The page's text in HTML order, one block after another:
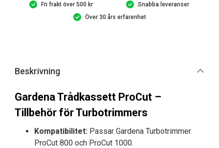
Fri frakt över 500 kr
Snabba leveranser
Över 30 års erfarenhet
Beskrivning
Gardena Trådkassett ProCut –
Tillbehör för Turbotrimmers
Kompatibilitet: Passar Gardena Turbotrimmer
ProCut 800 och ProCut 1000.